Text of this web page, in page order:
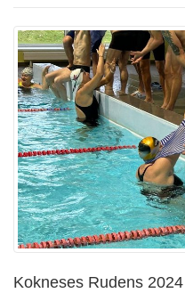
Kokneses Rudens 2024